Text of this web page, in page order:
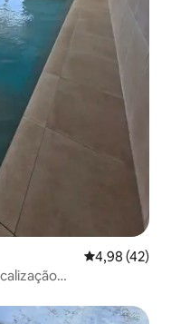
4,98 de uma
4,98 (42)